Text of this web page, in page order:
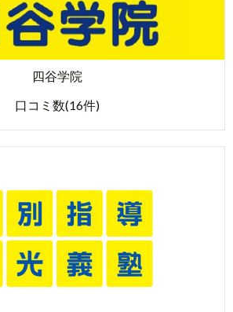
四谷学院
口コミ数(16件)